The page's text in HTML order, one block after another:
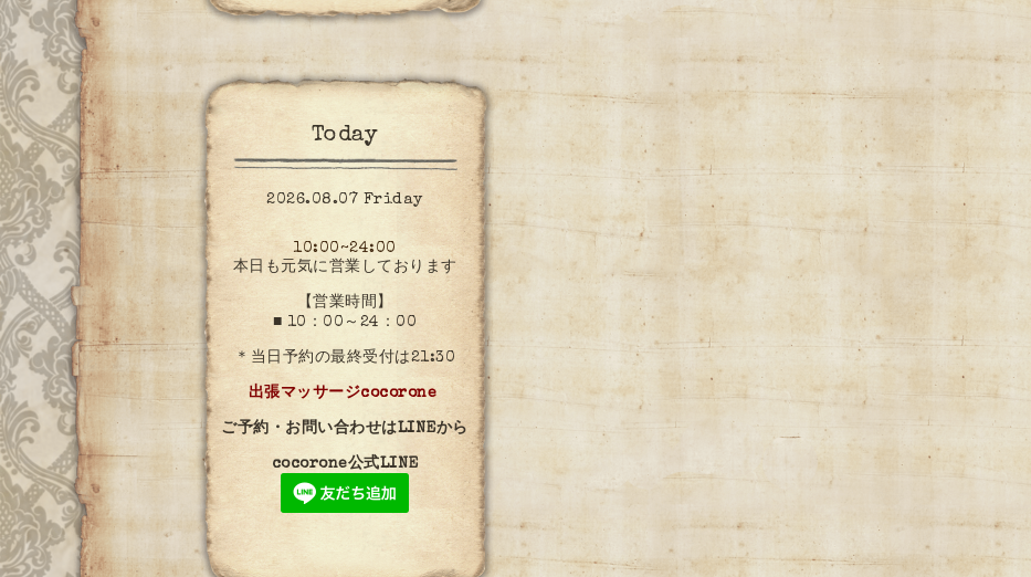
Today
2026.08.07 Friday
10:00~24:00
本日も元気に営業しております
【営業時間】
■ 10：00～24：00
＊当日予約の最終受付は21:30
出張マッサージcocorone
ご予約・お問い合わせはLINEから
cocorone公式LINE